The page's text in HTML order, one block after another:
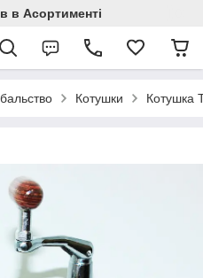
в Асортименті
Котушки Котушка